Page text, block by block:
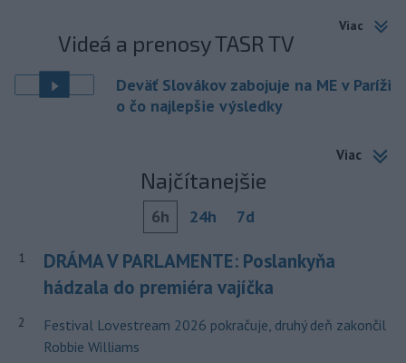
Viac
Videá a prenosy TASR TV
Deväť Slovákov zabojuje na ME v Paríži
o čo najlepšie výsledky
Viac
Najčítanejšie
6h 24h 7d
1
DRÁMA V PARLAMENTE: Poslankyňa
hádzala do premiéra vajíčka
2
Festival Lovestream 2026 pokračuje, druhý deň zakončil
Robbie Williams